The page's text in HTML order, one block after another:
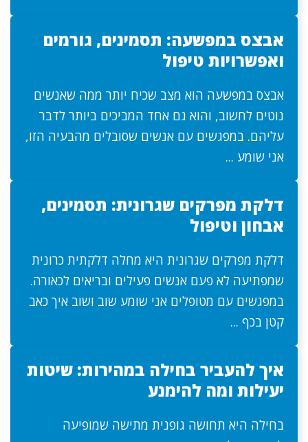
אבצס במפשעה: תסמינים, גורמים
ואפשרויות טיפול
אבצס במפשעה הוא מצב שכיח יותר ממה שאנשים
נוטים לחשוב, והוא גם אחד המביכים ביותר לדבר
עליהם. במפגשים עם אנשים שסובלים מהבעיה הזו,
אני שומע ...
דלקת מפרקים שגרונית: תסמינים,
אבחון וטיפול
דלקת מפרקים שגרונית היא מחלה דלקתית כרונית
שמפתיעה לא פעם אנשים פעילים ובריאים לכאורה.
במפגשים עם מטופלים אני שומע שוב ושוב איך כאב
קטן בכף ...
איך להעביר בחילה במהירות: שיטות
יעילות ומה להימנע
בחילה היא תחושה גופנית מתישה שמופיעה